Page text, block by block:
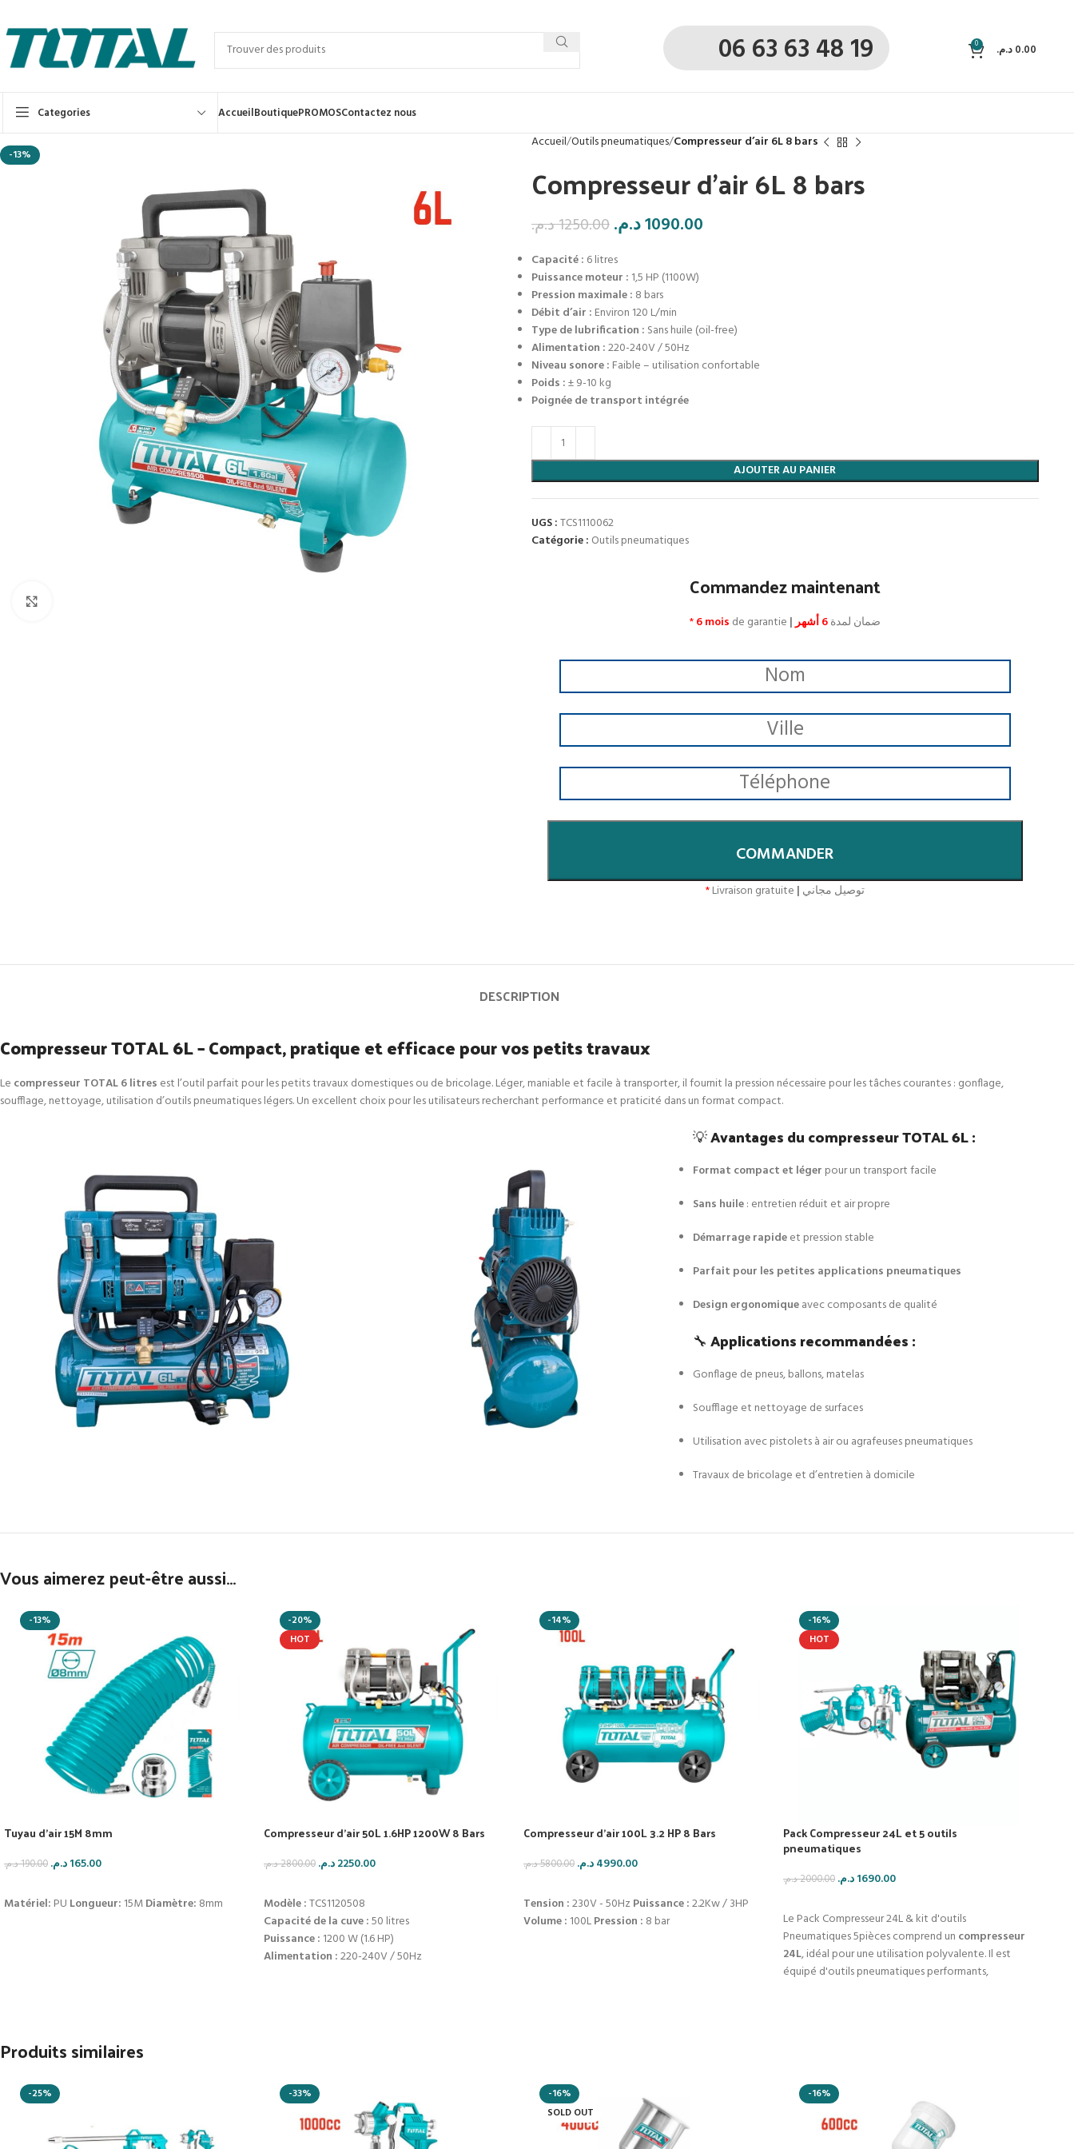
06 63 63 48 19 0 0.00د.م.
Categories AccueilBoutiquePROMOSContactez nous
-13%
Accueil Outils pneumatiques Compresseur d’air 6L 8 bars
Compresseur d’air 6L 8 bars
1250.00د.م. 1090.00د.م.
Capacité : 6 litres
Puissance moteur : 1,5 HP (1100W)
Pression maximale : 8 bars
Débit d’air : Environ 120 L/min
Type de lubrification : Sans huile (oil-free)
Alimentation :220-240V / 50Hz
Niveau sonore : Faible – utilisation confortable
Poids :± 9-10 kg
Poignée de transport intégrée
AJOUTER AU PANIER
UGS :TCS1110062
Catégorie : Outils pneumatiques
Commandez maintenant
*6 mois de garantie | ضمان لمدة6 أشهر
COMMANDER
*Livraison gratuite | توصيل مجاني
DESCRIPTION
Compresseur TOTAL 6L – Compact, pratique et efficace pour vos petits travaux
Le compresseur TOTAL 6 litres est l’outil parfait pour les petits travaux domestiques ou de bricolage. Léger, maniable et facile à transporter, il fournit la pression nécessaire pour les tâches courantes : gonflage,
soufflage, nettoyage, utilisation d’outils pneumatiques légers. Un excellent choix pour les utilisateurs recherchant performance et praticité dans un format compact.
💡Avantages du compresseur TOTAL 6L :
Format compact et léger pour un transport facile
Sans huile: entretien réduit et air propre
Démarrage rapideet pression stable
Parfait pour les petites applications pneumatiques
Design ergonomiqueavec composants de qualité
🔧Applications recommandées :
Gonflage de pneus, ballons, matelas
Soufflage et nettoyage de surfaces
Utilisation avec pistolets à air ou agrafeuses pneumatiques
Travaux de bricolage et d’entretien à domicile
Vous aimerez peut-être aussi…
-13%
Tuyau d’air 15M 8mm
190.00د.م. 165.00د.م.
Matériel: PU Longueur: 15MDiamètre: 8mm
-20%
HOT
Compresseur d’air 50L 1.6HP 1200W 8 Bars
2800.00د.م. 2250.00د.م.
Modèle :TCS1120508
Capacité de la cuve :50 litres
Puissance : 1200 W (1.6 HP)
Alimentation :220-240V / 50Hz
-14%
Compresseur d’air 100L 3.2 HP 8 Bars
5800.00د.م. 4990.00د.م.
Tension :230V - 50HzPuissance :2.2Kw / 3HP
Volume : 100LPression : 8 bar
-16%
HOT
Pack Compresseur 24L et 5 outils
pneumatiques
2000.00د.م. 1690.00د.م.
Le Pack Compresseur 24L & kit d'outils
Pneumatiques 5pièces comprend un compresseur
24L, idéal pour une utilisation polyvalente. Il est
équipé d'outils pneumatiques performants,
Produits similaires
-25% -33%
-16%
SOLD OUT
-16%